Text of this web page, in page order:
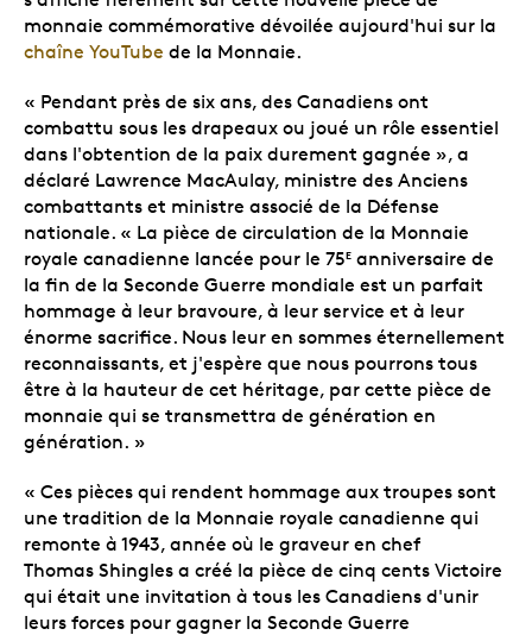
monnaie commémorative dévoilée aujourd'hui sur la
chaîne YouTube de la Monnaie.
« Pendant près de six ans, des Canadiens ont
combattu sous les drapeaux ou joué un rôle essentiel
dans l'obtention de la paix durement gagnée », a
déclaré Lawrence MacAulay, ministre des Anciens
combattants et ministre associé de la Défense
nationale. « La pièce de circulation de la Monnaie
royale canadienne lancée pour le 75E anniversaire de
la fin de la Seconde Guerre mondiale est un parfait
hommage à leur bravoure, à leur service et à leur
énorme sacrifice. Nous leur en sommes éternellement
reconnaissants, et j'espère que nous pourrons tous
être à la hauteur de cet héritage, par cette pièce de
monnaie qui se transmettra de génération en
génération. »
« Ces pièces qui rendent hommage aux troupes sont
une tradition de la Monnaie royale canadienne qui
remonte à 1943, année où le graveur en chef
Thomas Shingles a créé la pièce de cinq cents Victoire
qui était une invitation à tous les Canadiens d'unir
leurs forces pour gagner la Seconde Guerre